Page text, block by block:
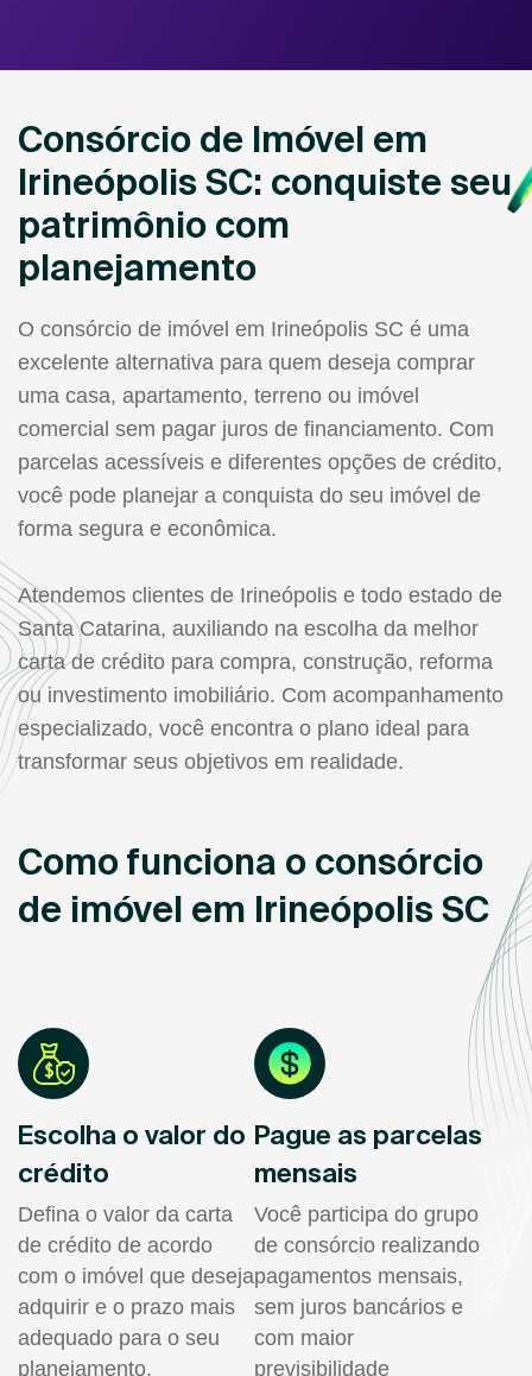
Consórcio de Imóvel em
Irineópolis SC: conquiste seu
patrimônio com
planejamento
O consórcio de imóvel em Irineópolis SC é uma
excelente alternativa para quem deseja comprar
uma casa, apartamento, terreno ou imóvel
comercial sem pagar juros de financiamento. Com
parcelas acessíveis e diferentes opções de crédito,
você pode planejar a conquista do seu imóvel de
forma segura e econômica.
Atendemos clientes de Irineópolis e todo estado de
Santa Catarina, auxiliando na escolha da melhor
carta de crédito para compra, construção, reforma
ou investimento imobiliário. Com acompanhamento
especializado, você encontra o plano ideal para
transformar seus objetivos em realidade.
Como funciona o consórcio
de imóvel em Irineópolis SC
Escolha o valor do
crédito
Defina o valor da carta
de crédito de acordo
com o imóvel que deseja
adquirir e o prazo mais
adequado para o seu
planejamento.
Pague as parcelas
mensais
Você participa do grupo
de consórcio realizando
pagamentos mensais,
sem juros bancários e
com maior
previsibilidade